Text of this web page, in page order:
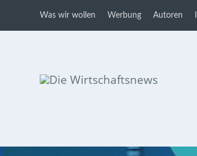
Was wir wollen Werbung Autoren